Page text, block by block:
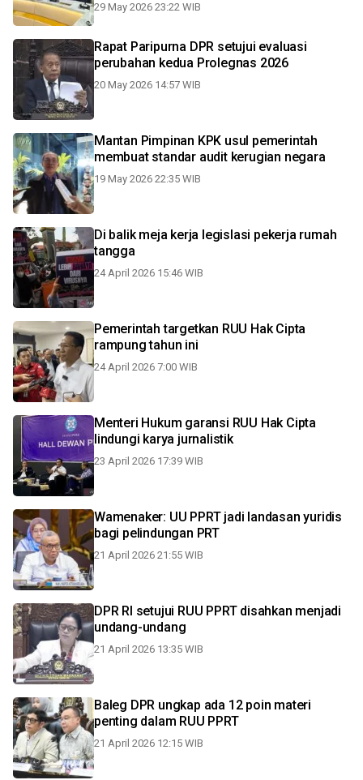
29 May 2026 23:22 WIB
Rapat Paripurna DPR setujui evaluasi
perubahan kedua Prolegnas 2026
20 May 2026 14:57 WIB
Mantan Pimpinan KPK usul pemerintah
membuat standar audit kerugian negara
19 May 2026 22:35 WIB
Di balik meja kerja legislasi pekerja rumah
tangga
24 April 2026 15:46 WIB
Pemerintah targetkan RUU Hak Cipta
rampung tahun ini
24 April 2026 7:00 WIB
Menteri Hukum garansi RUU Hak Cipta
lindungi karya jurnalistik
23 April 2026 17:39 WIB
Wamenaker: UU PPRT jadi landasan yuridis
bagi pelindungan PRT
21 April 2026 21:55 WIB
DPR RI setujui RUU PPRT disahkan menjadi
undang-undang
21 April 2026 13:35 WIB
Baleg DPR ungkap ada 12 poin materi
penting dalam RUU PPRT
21 April 2026 12:15 WIB